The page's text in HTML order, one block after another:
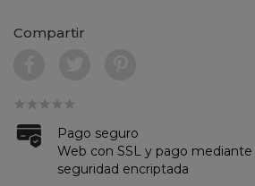
Compartir
Pago seguro
Web con SSL y pago mediante
seguridad encriptada